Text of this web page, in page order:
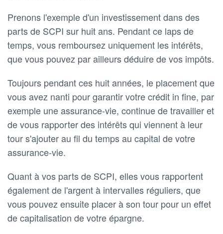
Prenons l'exemple d'un investissement dans des
parts de SCPI sur huit ans. Pendant ce laps de
temps, vous remboursez uniquement les intérêts,
que vous pouvez par ailleurs déduire de vos impôts.
Toujours pendant ces huit années, le placement que
vous avez nanti pour garantir votre crédit in fine, par
exemple une assurance-vie, continue de travailler et
de vous rapporter des intérêts qui viennent à leur
tour s'ajouter au fil du temps au capital de votre
assurance-vie.
Quant à vos parts de SCPI, elles vous rapportent
également de l'argent à intervalles réguliers, que
vous pouvez ensuite placer à son tour pour un effet
de capitalisation de votre épargne.